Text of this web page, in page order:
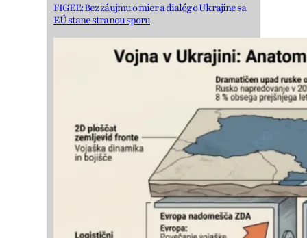
FIGEĽ: Bez záujmu o mier a dialóg o Ukrajine sa
EÚ stane stranou sporu